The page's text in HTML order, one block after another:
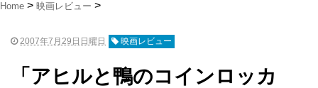
Home 映画レビュー
2007年7月29日日曜日 映画レビュー
「アヒルと鴨のコインロッカ